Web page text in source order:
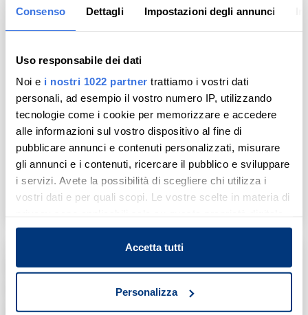
Consenso Dettagli Impostazioni degli annunci
Uso responsabile dei dati
Noi e i nostri 1022 partner trattiamo i vostri dati
personali, ad esempio il vostro numero IP, utilizzando
tecnologie come i cookie per memorizzare e accedere
alle informazioni sul vostro dispositivo al fine di
pubblicare annunci e contenuti personalizzati, misurare
gli annunci e i contenuti, ricercare il pubblico e sviluppare
i servizi. Avete la possibilità di scegliere chi utilizza i
vostri dati e per quali scopi. Le vostre scelte in materia di
in cui avete effettuato le vostre scelte. È possibile
modificare o revocare il proprio consenso in qualsiasi
momento dalla Dichiarazione sui cookie o facendo clic
Con il tuo consenso, vorremmo anche:
Accetta tutti
Personalizza
Prezzo base
€ 35.425,36
appartamento
Via Fontana Scarpata, 17 - Broccostella (FR)
Udienza: 24/03/2026
Condividi